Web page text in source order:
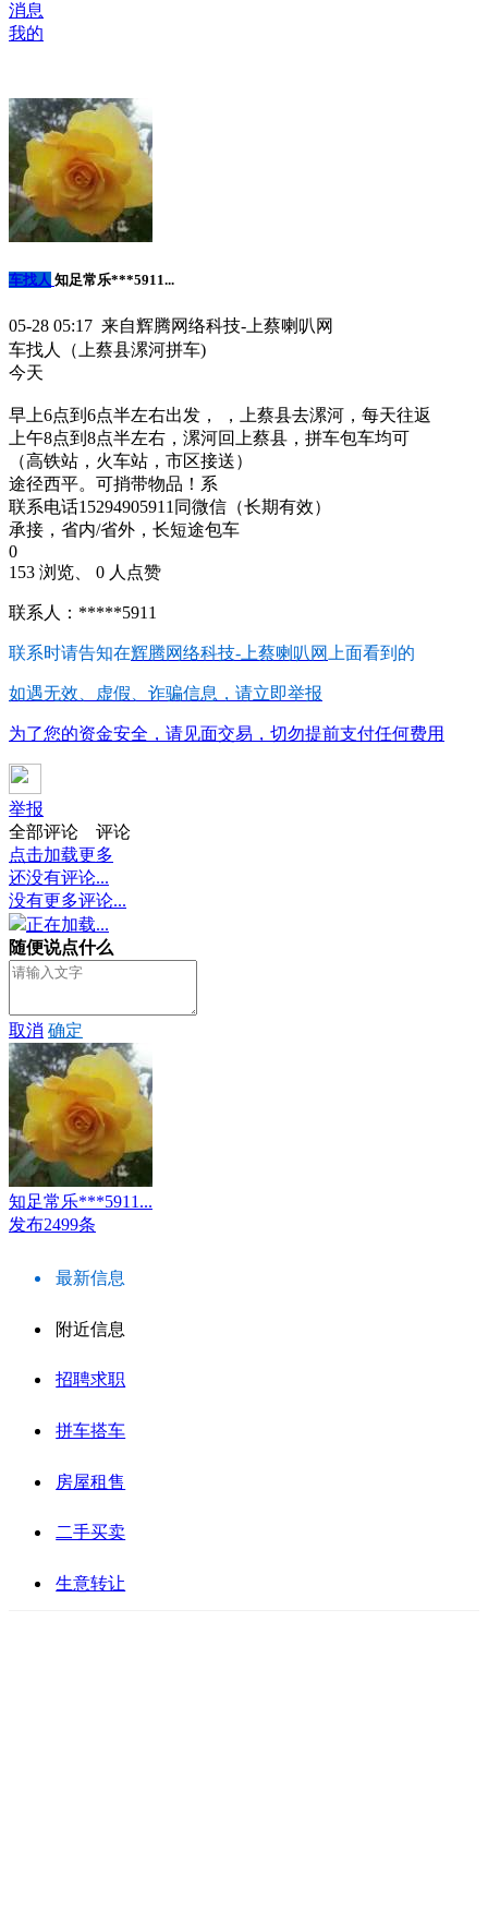
消息
我的
车找人 知足常乐***5911...
05-28 05:17 来自辉腾网络科技-上蔡喇叭网
车找人（上蔡县漯河拼车)
今天
早上6点到6点半左右出发， ，上蔡县去漯河，每天往返
上午8点到8点半左右，漯河回上蔡县，拼车包车均可
（高铁站，火车站，市区接送）
途径西平。可捎带物品！系
联系电话15294905911同微信（长期有效）
承接，省内/省外，长短途包车
0
153 浏览、 0 人点赞
联系人：*****5911
联系时请告知在辉腾网络科技-上蔡喇叭网 上面看到的
如遇无效、虚假、诈骗信息，请立即举报
为了您的资金安全，请见面交易，切勿提前支付任何费用
举报
全部评论
评论
点击加载更多
还没有评论...
没有更多评论...
正在加载...
随便说点什么
取消 确定
知足常乐***5911...
发布2499条
最新信息
附近信息
招聘求职
拼车搭车
房屋租售
二手买卖
生意转让